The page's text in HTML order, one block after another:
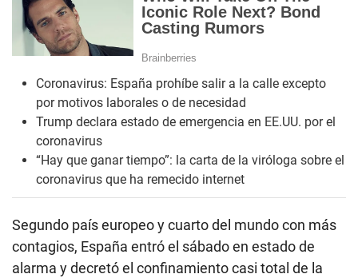
Coronavirus: España prohíbe salir a la calle excepto
por motivos laborales o de necesidad
Trump declara estado de emergencia en EE.UU. por el
coronavirus
“Hay que ganar tiempo”: la carta de la viróloga sobre el
coronavirus que ha remecido internet
Segundo país europeo y cuarto del mundo con más
contagios, España entró el sábado en estado de
alarma y decretó el confinamiento casi total de la